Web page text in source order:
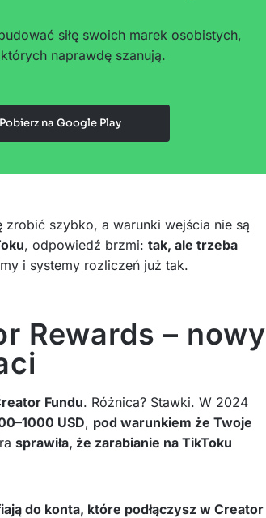
siłę swoich marek osobistych,
naprawdę szanują.
Pobierz na Google Play
zrobić szybko, a warunki wejścia nie są
, odpowiedź brzmi: tak, ale trzeba
i systemy rozliczeń już tak.
Rewards – nowy
Fundu. Różnica? Stawki. W 2024
USD, pod warunkiem że Twoje
sprawiła, że zarabianie na TikToku
do konta, które podłączysz w Creator